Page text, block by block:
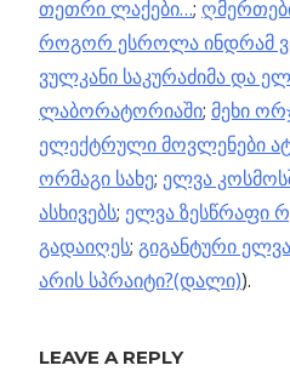
თეთრი ლაქები…;
როგორ ესროლა ინდრამ
ვულკანი საკურაძიმა და
ლაბორატორიაში; მეხი
ელექტრული მოვლენები
ორმაგი სახე; ელვა
ასხივებს; ელვა ზესწრაფი
გადაიღეს; გიგანტური
არის სპრაიტი?(დალი)).
Previous
LEAVE A REPLY